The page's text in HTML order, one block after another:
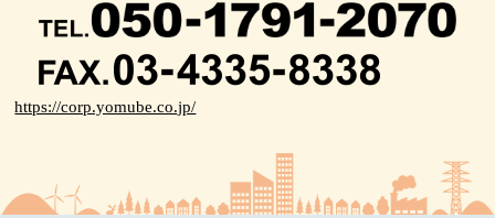
https://corp.yomube.co.jp/